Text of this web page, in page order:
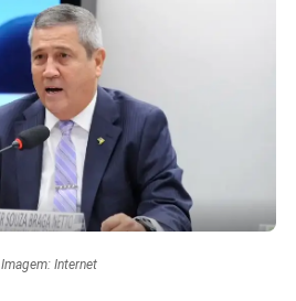
Imagem: Internet